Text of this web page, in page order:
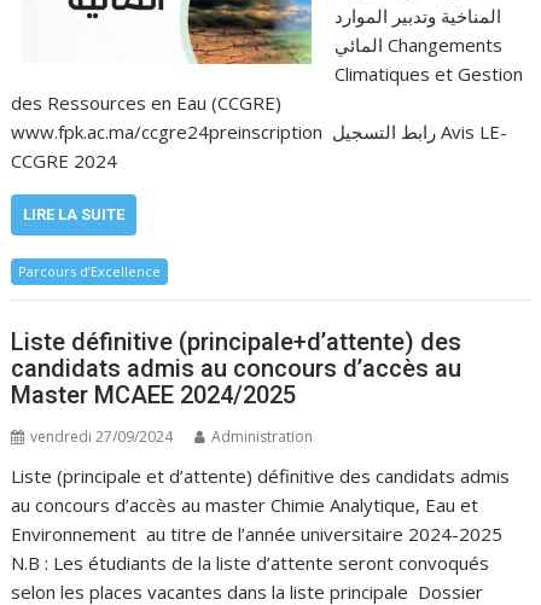
المناخية وتدبير الموارد
المائي Changements
Climatiques et Gestion
des Ressources en Eau (CCGRE)
www.fpk.ac.ma/ccgre24preinscription رابط التسجيل Avis LE-
CCGRE 2024
LIRE LA SUITE
Parcours d’Excellence
Liste définitive (principale+d’attente) des
candidats admis au concours d’accès au
Master MCAEE 2024/2025
vendredi 27/09/2024 Administration
Liste (principale et d’attente) définitive des candidats admis
au concours d’accès au master Chimie Analytique, Eau et
Environnement au titre de l’année universitaire 2024-2025
N.B : Les étudiants de la liste d’attente seront convoqués
selon les places vacantes dans la liste principale Dossier